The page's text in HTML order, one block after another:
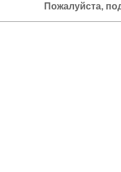
Пожалуйста,